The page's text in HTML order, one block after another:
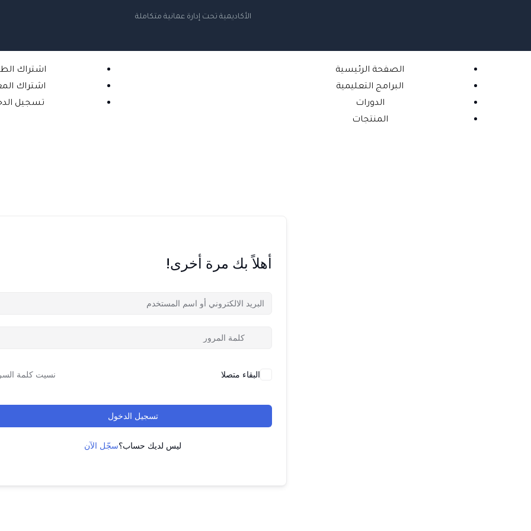
الأكاديمية تحت إدارة عمانية متكاملة
الصفحة الرئيسية
البرامج التعليمية
الدورات
المنتجات
اشتراك
اشتراك
تسجيل
أهلاً بك مرة أخرى!
البقاء متصلا نسيت كلمة
تسجيل الدخول
ليس لديك حساب؟سجّل الآن